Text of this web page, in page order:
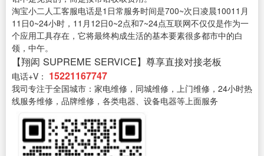
淘宝小二人工客服电话是1日常服务时间是700~次日凌晨10011月
11日0~24小时，11月12日0~2点和7~24点互联网不仅仅是作为一
个应用工具存在，它将最终构成生活的基本要素很多都市中的白
领，中午。
【翔闳 SUPREME SERVICE】尊享直接对接老板
电话+V： 15221167747
我司专注于全国城市：家电维修，同城维修，上门维修，24小时热
线服务维修，品牌维修，各类电器、设备电器等上面服务